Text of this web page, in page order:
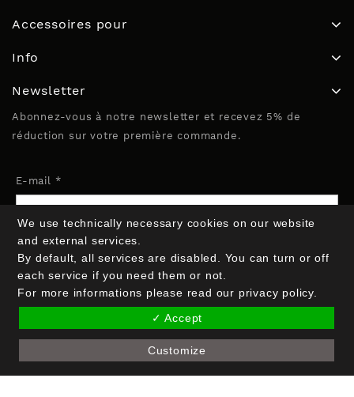
Accessoires pour
Info
Newsletter
Abonnez-vous à notre newsletter et recevez 5% de
réduction sur votre première commande.
E-mail *
Nom (optionnel)
Copyright © 2026 Crak Blocker GmbH
We use technically necessary cookies on our website
and external services.
By default, all services are disabled. You can turn or off
each service if you need them or not.
For more informations please read our privacy policy.
✓ Accept
Customize